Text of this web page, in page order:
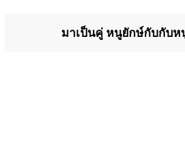
มาเป็นคู่ หนูยักษ์กับกับห